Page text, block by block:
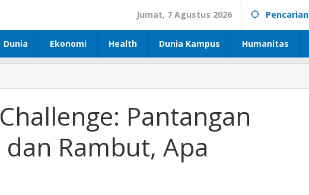
Jumat, 7 Agustus 2026 Pencarian
Dunia Ekonomi Health Dunia Kampus Humanitas
Pantangan
Rambut, Apa